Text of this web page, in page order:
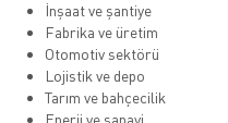
İnşaat ve şantiye
Fabrika ve üretim
Otomotiv sektörü
Lojistik ve depo
Tarım ve bahçecilik